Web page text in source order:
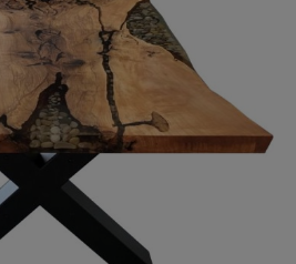
Stand. Während die
Ihren Raum in ein
Ihre Gäste kommen aus
raus! Für Ihre
anderen Maßen oder